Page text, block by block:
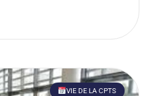
VIE DE LA CPTS